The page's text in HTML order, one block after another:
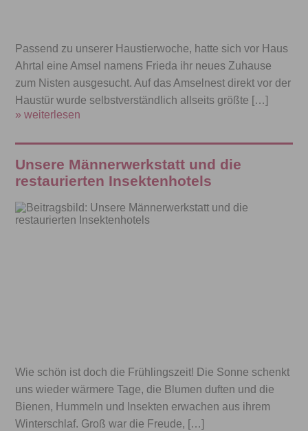
Passend zu unserer Haustierwoche, hatte sich vor Haus
Ahrtal eine Amsel namens Frieda ihr neues Zuhause
zum Nisten ausgesucht. Auf das Amselnest direkt vor der
Haustür wurde selbstverständlich allseits größte […]
» weiterlesen
Unsere Männerwerkstatt und die
restaurierten Insektenhotels
Wie schön ist doch die Frühlingszeit! Die Sonne schenkt
uns wieder wärmere Tage, die Blumen duften und die
Bienen, Hummeln und Insekten erwachen aus ihrem
Winterschlaf. Groß war die Freude, […]